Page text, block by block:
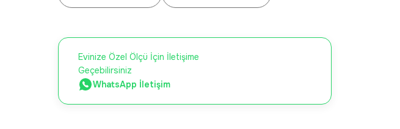
Evinize Özel Ölçü İçin İletişime
Geçebilirsiniz
WhatsApp İletişim